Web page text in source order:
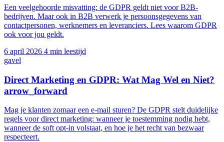
Een veelgehoorde misvatting: de GDPR geldt niet voor B2B-
bedrijven. Maar ook in B2B verwerk je persoonsgegevens van
contactpersonen, werknemers en leveranciers. Lees waarom GDPR
ook voor jou geldt.
6 april 2026 4 min leestijd
gavel
Direct Marketing en GDPR: Wat Mag Wel en Niet?
arrow_forward
Mag je klanten zomaar een e-mail sturen? De GDPR stelt duidelijke
regels voor direct marketing: wanneer je toestemming nodig hebt,
wanneer de soft opt-in volstaat, en hoe je het recht van bezwaar
respecteert.